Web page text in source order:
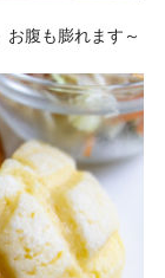
腹も膨れます～